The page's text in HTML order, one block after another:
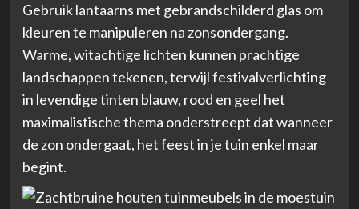
Gebruik lantaarns met gebrandschilderd glas om
kleuren te manipuleren na zonsondergang.
Warme, witachtige lichten kunnen prachtige
landschappen tekenen, terwijl festivalverlichting
in levendige tinten blauw, rood en geel het
maximalistische thema onderstreept dat wanneer
de zon ondergaat, het feest in je tuin enkel maar
begint.